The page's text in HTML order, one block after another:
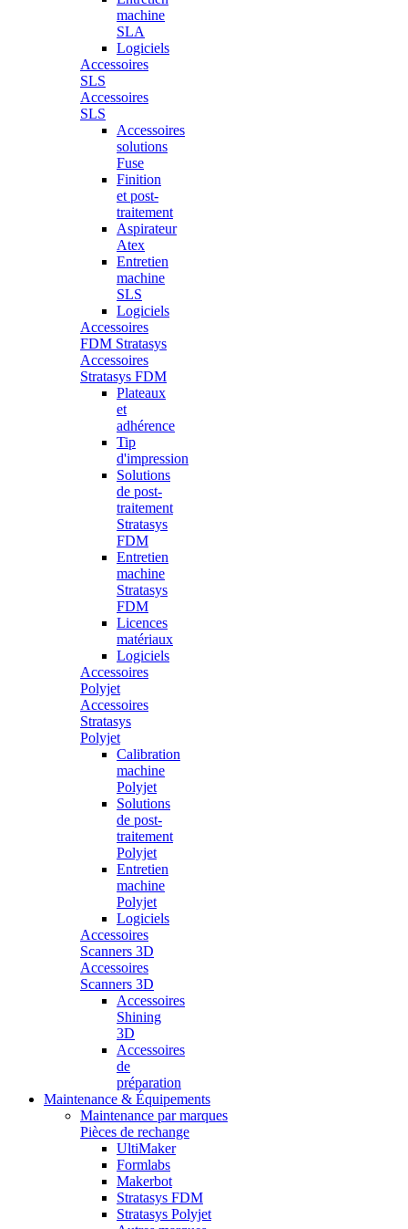
machine
SLA
Logiciels
Accessoires
SLS
Accessoires
SLS
Accessoires
solutions
Fuse
Finition
et post-
traitement
Aspirateur
Atex
Entretien
machine
SLS
Logiciels
Accessoires
FDM Stratasys
Accessoires
Stratasys FDM
Plateaux
et
adhérence
Tip
d'impression
Solutions
de post-
traitement
Stratasys
FDM
Entretien
machine
Stratasys
FDM
Licences
matériaux
Logiciels
Accessoires
Polyjet
Accessoires
Stratasys
Polyjet
Calibration
machine
Polyjet
Solutions
de post-
traitement
Polyjet
Entretien
machine
Polyjet
Logiciels
Accessoires
Scanners 3D
Accessoires
Scanners 3D
Accessoires
Shining
3D
Accessoires
de
préparation
Maintenance & Équipements
Maintenance par marques
Pièces de rechange
UltiMaker
Formlabs
Makerbot
Stratasys FDM
Stratasys Polyjet